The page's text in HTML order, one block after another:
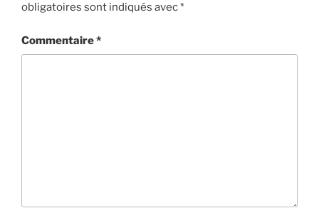
obligatoires sont indiqués avec*
Commentaire*